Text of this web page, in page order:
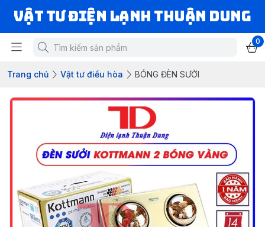
VẬT TƯ ĐIỆN LẠNH THUẬN DUNG
0
Trang chủ Vật tư điều hòa BÓNG ĐÈN SƯỞI